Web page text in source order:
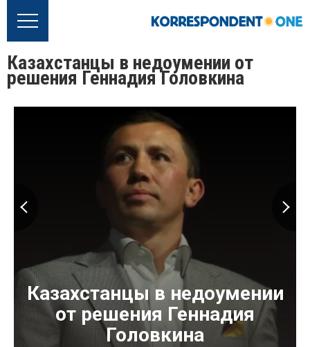
Казахстанцы в недоумении от
решения Геннадия Головкина
Казахстанцы в недоумении
от решения Геннадия
Головкина